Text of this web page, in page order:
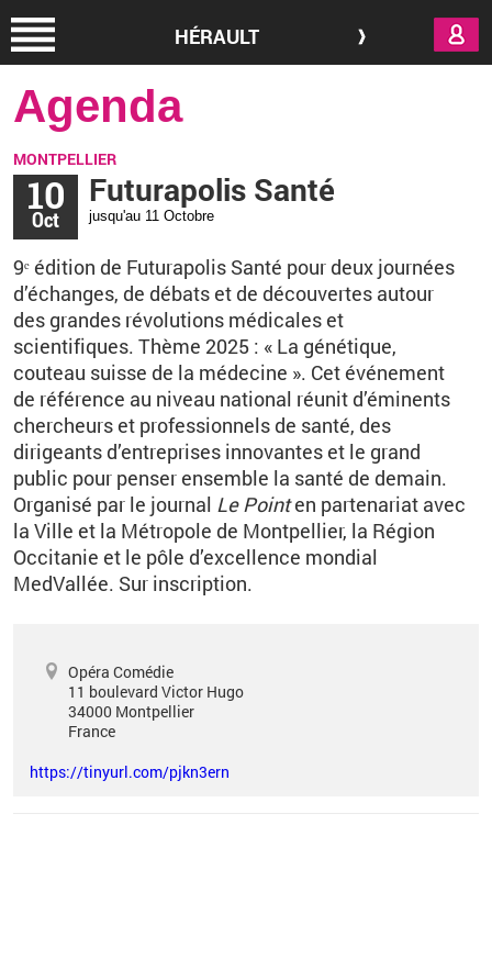
HÉRAULT
Agenda
MONTPELLIER
10
Oct
Futurapolis Santé
jusqu'au 11 Octobre
9ᵉ édition de Futurapolis Santé pour deux journées
d’échanges, de débats et de découvertes autour
des grandes révolutions médicales et
scientifiques. Thème 2025 : « La génétique,
couteau suisse de la médecine ». Cet événement
de référence au niveau national réunit d’éminents
chercheurs et professionnels de santé, des
dirigeants d’entreprises innovantes et le grand
public pour penser ensemble la santé de demain.
Organisé par le journal Le Pointen partenariat avec
la Ville et la Métropole de Montpellier, la Région
Occitanie et le pôle d’excellence mondial
MedVallée. Sur inscription.
Opéra Comédie
11 boulevard Victor Hugo
34000 Montpellier
France
https://tinyurl.com/pjkn3ern